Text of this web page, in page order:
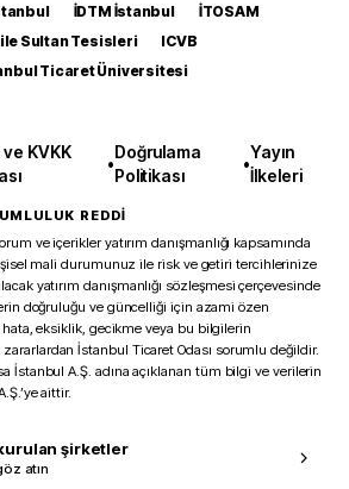
İDTM İstanbul
İTOSAM
Sultan Tesisleri
ICVB
Ticaret Üniversitesi
ve KVKK
•
Doğrulama
Politikası
•
Yayın
İlkeleri
REDDİ
ve içerikler yatırım danışmanlığı kapsamında
mali durumunuz ile risk ve getiri tercihlerinize
yatırım danışmanlığı sözleşmesi çerçevesinde
doğruluğu ve güncelliği için azami özen
eksiklik, gecikme veya bu bilgilerin
zararlardan İstanbul Ticaret Odası sorumlu değildir.
İstanbul A.Ş. adına açıklanan tüm bilgi ve verilerin
aittir.
şirketler
atın